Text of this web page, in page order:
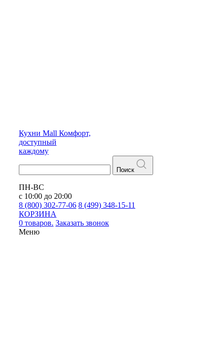
Кухни Mall Комфорт,
доступный
каждому
Поиск
ПН-ВС
с 10:00 до 20:00
8 (800) 302-77-06 8 (499) 348-15-11
КОРЗИНА
0 товаров. Заказать звонок
Меню